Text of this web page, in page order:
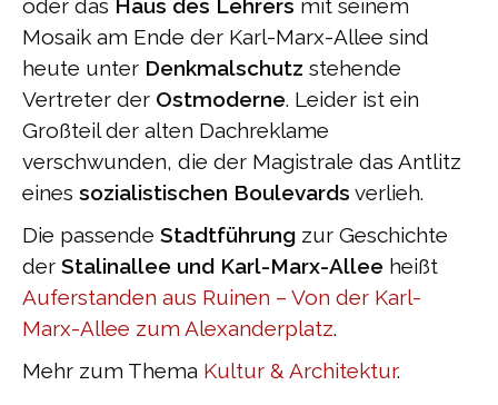
oder das Haus des Lehrers mit seinem
Mosaik am Ende der Karl-Marx-Allee sind
heute unter Denkmalschutz stehende
Vertreter der Ostmoderne. Leider ist ein
Großteil der alten Dachreklame
verschwunden, die der Magistrale das Antlitz
eines sozialistischen Boulevards verlieh.
Die passende Stadtführung zur Geschichte
der Stalinallee und Karl-Marx-Allee heißt
Auferstanden aus Ruinen – Von der Karl-
Marx-Allee zum Alexanderplatz.
Mehr zum Thema Kultur & Architektur.